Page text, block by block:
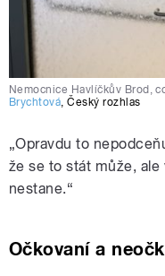
Nemocnice Havlíčkův Brod,
Brychtová,Český rozhlas
„Opravdu to
že se to stát může,
nestane.“
Očkovaní a